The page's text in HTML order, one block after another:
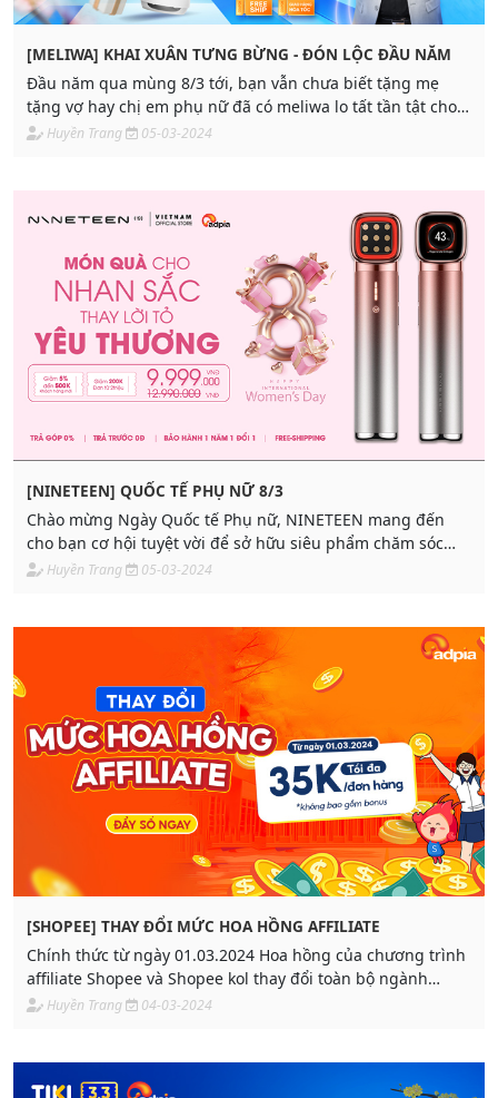
[MELIWA] KHAI XUÂN TƯNG BỪNG - ĐÓN LỘC ĐẦU NĂM
Đầu năm qua mùng 8/3 tới, bạn vẫn chưa biết tặng mẹ
tặng vợ hay chị em phụ nữ đã có meliwa lo tất tần tật cho
bạn!Huyền Trang 05-03-2024
[NINETEEN] QUỐC TẾ PHỤ NỮ 8/3
Chào mừng Ngày Quốc tế Phụ nữ, NINETEEN mang đến
cho bạn cơ hội tuyệt vời để sở hữu siêu phẩm chăm sóc
làm đẹp trẻ hoá da toàn diện với giá siêu hời:
Huyền Trang 05-03-2024
[SHOPEE] THAY ĐỔI MỨC HOA HỒNG AFFILIATE
Chính thức từ ngày 01.03.2024 Hoa hồng của chương trình
affiliate Shopee và Shopee kol thay đổi toàn bộ ngành
hàng.Huyền Trang 04-03-2024